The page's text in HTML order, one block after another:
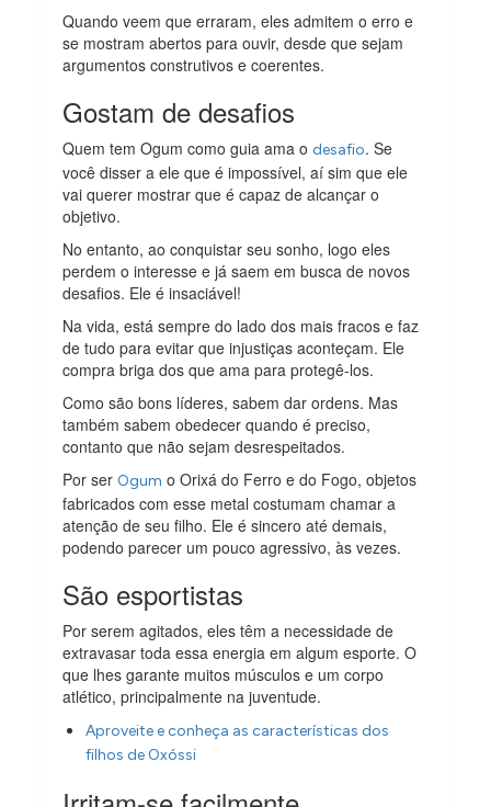
Quando veem que erraram, eles admitem o erro e
se mostram abertos para ouvir, desde que sejam
argumentos construtivos e coerentes.
Gostam de desafios
Quem tem Ogum como guia ama odesafio. Se
você disser a ele que é impossível, aí sim que ele
vai querer mostrar que é capaz de alcançar o
objetivo.
No entanto, ao conquistar seu sonho, logo eles
perdem o interesse e já saem em busca de novos
desafios. Ele é insaciável!
Na vida, está sempre do lado dos mais fracos e faz
de tudo para evitar que injustiças aconteçam. Ele
compra briga dos que ama para protegê-los.
Como são bons líderes, sabem dar ordens. Mas
também sabem obedecer quando é preciso,
contanto que não sejam desrespeitados.
Por ser Ogum o Orixá do Ferro e do Fogo, objetos
fabricados com esse metal costumam chamar a
atenção de seu filho. Ele é sincero até demais,
podendo parecer um pouco agressivo, às vezes.
São esportistas
Por serem agitados, eles têm a necessidade de
extravasar toda essa energia em algum esporte. O
que lhes garante muitos músculos e um corpo
atlético, principalmente na juventude.
Aproveite e conheça as características dos
filhos de Oxóssi